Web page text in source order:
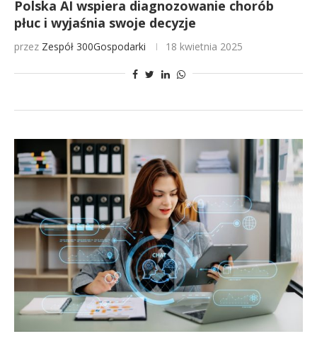
Polska AI wspiera diagnozowanie chorób
płuc i wyjaśnia swoje decyzje
przez Zespół 300Gospodarki 18 kwietnia 2025